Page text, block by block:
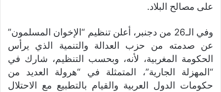
على مصالح البلاد.
وفي الـ26 من دجنبر، أعلن تنظيم “الإخوان المسلمون”
عن صدمته من حزب العدالة والتنمية الذي يرأس
الحكومة المغربية، لأنه، وبحسب التنظيم، شارك في
“المهزلة الجارية”، المتمثلة في “هرولة العديد من
حكومات الدول العربية والقيام بالتطبيع مع الاحتلال